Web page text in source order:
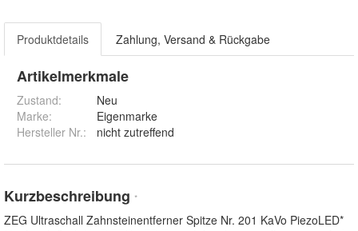
Produktdetails Zahlung, Versand & Rückgabe
Artikelmerkmale
Zustand:
Neu
Marke:
Eigenmarke
Hersteller Nr.:
nicht zutreffend
Kurzbeschreibung *
ZEG Ultraschall Zahnsteinentferner Spitze Nr. 201 KaVo PiezoLED*